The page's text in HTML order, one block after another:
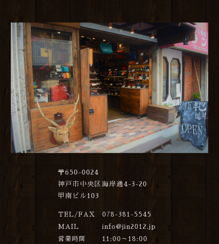
〒650-0024
神戸市中央区海岸通4-3-20
甲南ビル103
TEL/FAX
078-381-5545
MAIL
info@jin2012.jp
営業時間
11:00～18:00